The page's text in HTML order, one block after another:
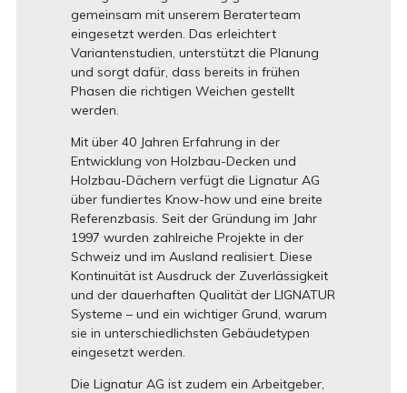
gemeinsam mit unserem Beraterteam
eingesetzt werden. Das erleichtert
Variantenstudien, unterstützt die Planung
und sorgt dafür, dass bereits in frühen
Phasen die richtigen Weichen gestellt
werden.
Mit über 40 Jahren Erfahrung in der
Entwicklung von Holzbau-Decken und
Holzbau-Dächern verfügt die Lignatur AG
über fundiertes Know-how und eine breite
Referenzbasis. Seit der Gründung im Jahr
1997 wurden zahlreiche Projekte in der
Schweiz und im Ausland realisiert. Diese
Kontinuität ist Ausdruck der Zuverlässigkeit
und der dauerhaften Qualität der LIGNATUR
Systeme – und ein wichtiger Grund, warum
sie in unterschiedlichsten Gebäudetypen
eingesetzt werden.
Die Lignatur AG ist zudem ein Arbeitgeber,